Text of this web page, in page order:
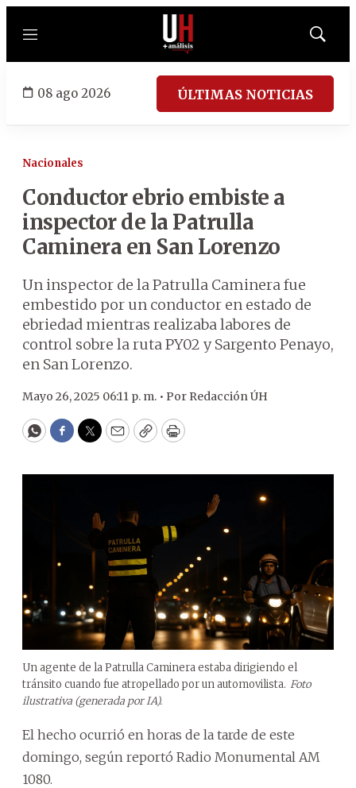
Menú
Mostrar
08 ago 2026 ÚLTIMAS NOTICIAS
Nacionales
Conductor ebrio embiste a
inspector de la Patrulla
Caminera en San Lorenzo
Un inspector de la Patrulla Caminera fue
embestido por un conductor en estado de
ebriedad mientras realizaba labores de
control sobre la ruta PY02 y Sargento Penayo,
en San Lorenzo.
Mayo 26, 2025 06:11 p. m. • Por Redacción ÚH
WhatsApp
Facebook
Twitter
EmailCopyPrint
Un agente de la Patrulla Caminera estaba dirigiendo el
tránsito cuando fue atropellado por un automovilista. Foto
ilustrativa (generada por IA).
El hecho ocurrió en horas de la tarde de este
domingo, según reportó Radio Monumental AM
1080.